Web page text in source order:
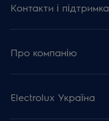
Контакти і підтримка
Про компанію
Electrolux Україна